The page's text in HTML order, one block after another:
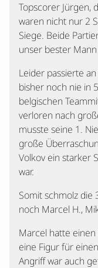
Topscorer Jürgen,
waren nicht nur 2
Siege. Beide
unser bester
Leider passierte
bisher noch nie in
belgischen
verloren nach
musste seine 1.
große
Volkov ein starker
war.
Somit schmolz die
noch Marcel H.,
Marcel hatte
eine Figur für
Angriff war auch